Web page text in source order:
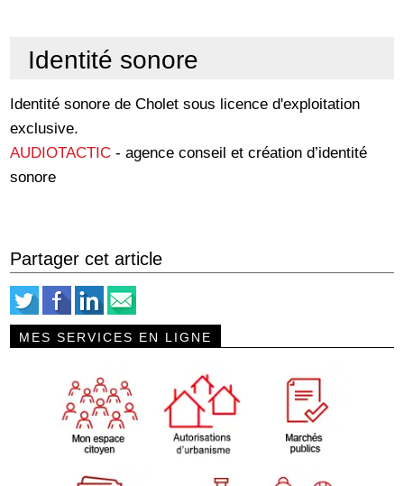
Identité sonore
Identité sonore de Cholet sous licence d'exploitation
exclusive.
AUDIOTACTIC - agence conseil et création d’identité
sonore
Partager cet article
MES SERVICES EN LIGNE